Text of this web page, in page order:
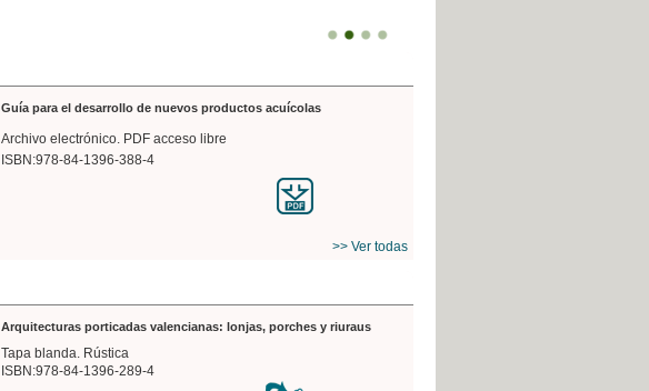
Guía para el desarrollo de nuevos productos acuícolas
Archivo electrónico. PDF acceso libre
ISBN:978-84-1396-388-4
>> Ver todas
Arquitecturas porticadas valencianas: lonjas, porches y riuraus
Tapa blanda. Rústica
ISBN:978-84-1396-289-4